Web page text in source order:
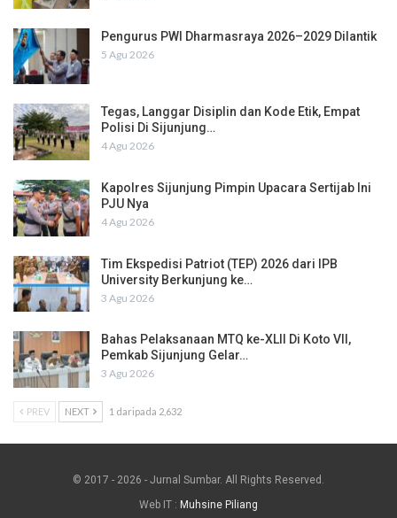
Pengurus PWI Dharmasraya 2026–2029 Dilantik
5 Agu 2026
Tegas, Langgar Disiplin dan Kode Etik, Empat
Polisi Di Sijunjung…
4 Agu 2026
Kapolres Sijunjung Pimpin Upacara Sertijab Ini
PJU Nya
4 Agu 2026
Tim Ekspedisi Patriot (TEP) 2026 dari IPB
University Berkunjung ke…
3 Agu 2026
Bahas Pelaksanaan MTQ ke-XLII Di Koto VII,
Pemkab Sijunjung Gelar…
3 Agu 2026
PREV NEXT 1 daripada 2,632
© 2017 - 2026 - Jurnal Sumbar. All Rights Reserved.
Web IT : Muhsine Piliang